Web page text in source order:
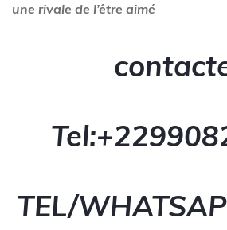
une rivale de l’être aimé
TEL/